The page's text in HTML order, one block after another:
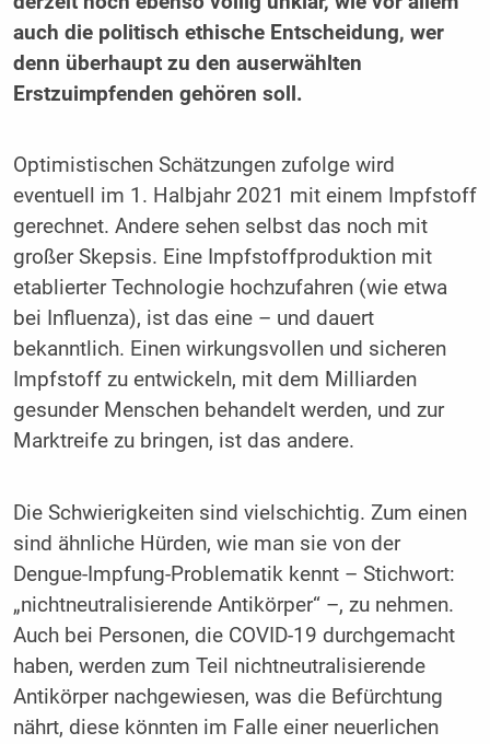
auch die politisch ethische Entscheidung, wer
denn überhaupt zu den auserwählten
Erstzuimpfenden gehören soll.
Optimistischen Schätzungen zufolge wird
eventuell im 1. Halbjahr 2021 mit einem Impfstoff
gerechnet. Andere sehen selbst das noch mit
großer Skepsis. Eine Impfstoffproduktion mit
etablierter Technologie hochzufahren (wie etwa
bei Influenza), ist das eine – und dauert
bekanntlich. Einen wirkungsvollen und sicheren
Impfstoff zu entwickeln, mit dem Milliarden
gesunder Menschen behandelt werden, und zur
Marktreife zu bringen, ist das andere.
Die Schwierigkeiten sind vielschichtig. Zum einen
sind ähnliche Hürden, wie man sie von der
Dengue-Impfung-Problematik kennt – Stichwort:
„nichtneutralisierende Antikörper“ –, zu nehmen.
Auch bei Personen, die COVID-19 durchgemacht
haben, werden zum Teil nichtneutralisierende
Antikörper nachgewiesen, was die Befürchtung
nährt, diese könnten im Falle einer neuerlichen